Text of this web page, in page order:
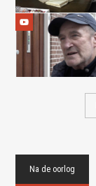
Na de oorlog